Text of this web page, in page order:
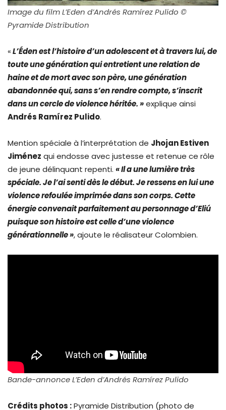
Image du film L’Eden d’Andrés Ramírez Pulido ©
Pyramide Distribution
«L’Éden est l’histoire d’un adolescent et à travers lui, de
toute une génération qui entretient une relation de
haine et de mort avec son père, une génération
abandonnée qui, sans s’en rendre compte, s’inscrit
dans un cercle de violence héritée. »explique ainsi
Andrés Ramírez Pulido.
Mention spéciale à l’interprétation de Jhojan Estiven
Jiménez qui endosse avec justesse et retenue ce rôle
de jeune délinquant repenti. « Il a une lumière très
spéciale. Je l’ai senti dès le début. Je ressens en lui une
violence refoulée imprimée dans son corps. Cette
énergie convenait parfaitement au personnage d’Eliú
puisque son histoire est celle d’une violence
générationnelle », ajoute le réalisateur Colombien.
Bande-annonce L’Eden d’Andrés Ramírez Pulido
Crédits photos :Pyramide Distribution (photo de